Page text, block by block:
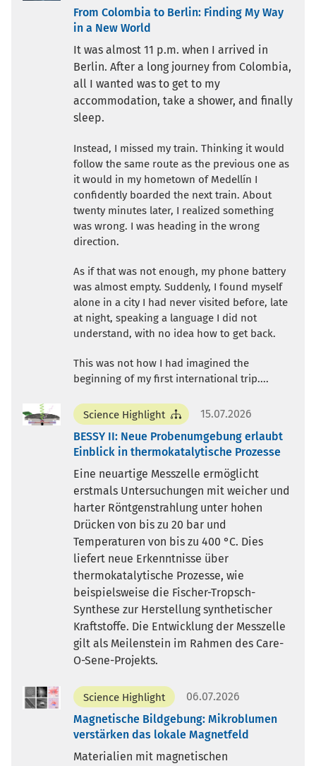
From Colombia to Berlin: Finding My Way
in a New World
It was almost 11 p.m. when I arrived in
Berlin. After a long journey from Colombia,
all I wanted was to get to my
accommodation, take a shower, and finally
sleep.
Instead, I missed my train. Thinking it would
follow the same route as the previous one as
it would in my hometown of Medellín I
confidently boarded the next train. About
twenty minutes later, I realized something
was wrong. I was heading in the wrong
direction.
As if that was not enough, my phone battery
was almost empty. Suddenly, I found myself
alone in a city I had never visited before, late
at night, speaking a language I did not
understand, with no idea how to get back.
This was not how I had imagined the
beginning of my first international trip....
Science Highlight
15.07.2026
BESSY II: Neue Probenumgebung erlaubt
Einblick in thermokatalytische Prozesse
Eine neuartige Messzelle ermöglicht
erstmals Untersuchungen mit weicher und
harter Röntgenstrahlung unter hohen
Drücken von bis zu 20 bar und
Temperaturen von bis zu 400 °C. Dies
liefert neue Erkenntnisse über
thermokatalytische Prozesse, wie
beispielsweise die Fischer-Tropsch-
Synthese zur Herstellung synthetischer
Kraftstoffe. Die Entwicklung der Messzelle
gilt als Meilenstein im Rahmen des Care-
O-Sene-Projekts.
Science Highlight
06.07.2026
Magnetische Bildgebung: Mikroblumen
verstärken das lokale Magnetfeld
Materialien mit magnetischen